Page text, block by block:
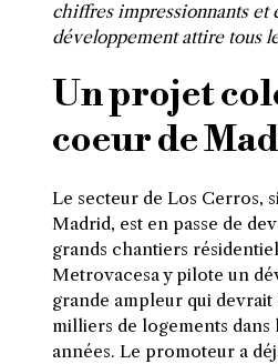
chiffres impressionnants et
développement attire tous
Un projet
coeur de
Le secteur de Los Cerros,
Madrid, est en passe de
grands chantiers
Metrovacesa y pilote un
grande ampleur qui
milliers de logements dans
années. Le promoteur a